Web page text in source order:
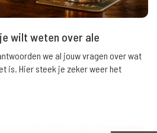
wilt weten over ale
we al jouw vragen over wat
is. Hier steek je zeker weer het